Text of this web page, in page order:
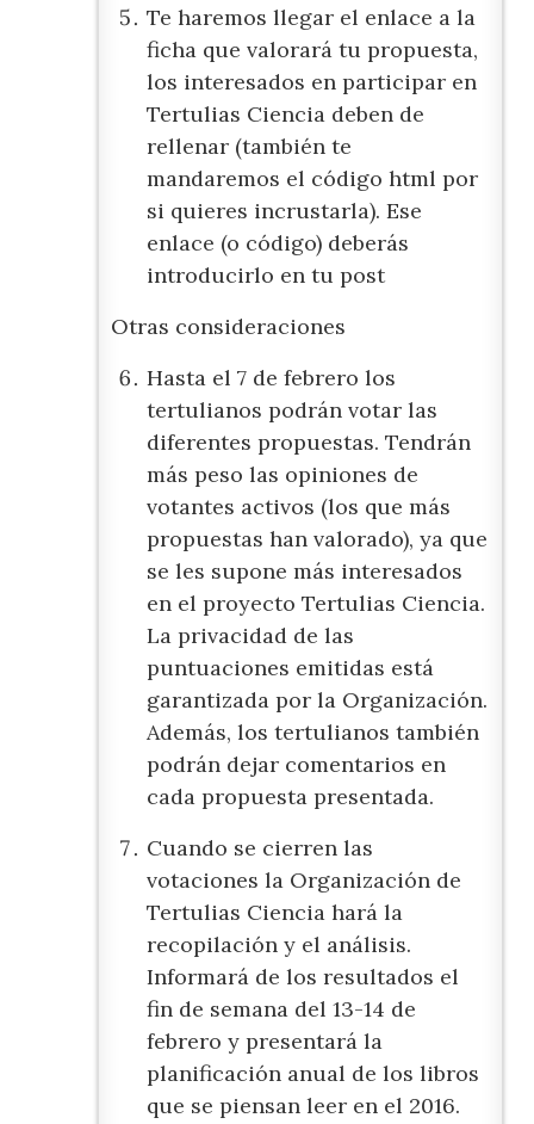
Te haremos llegar el enlace a la
ficha que valorará tu propuesta,
los interesados en participar en
Tertulias Ciencia deben de
rellenar (también te
mandaremos el código html por
si quieres incrustarla). Ese
enlace (o código) deberás
introducirlo en tu post
Otras consideraciones
Hasta el 7 de febrero los
tertulianos podrán votar las
diferentes propuestas. Tendrán
más peso las opiniones de
votantes activos (los que más
propuestas han valorado), ya que
se les supone más interesados
en el proyecto Tertulias Ciencia.
La privacidad de las
puntuaciones emitidas está
garantizada por la Organización.
Además, los tertulianos también
podrán dejar comentarios en
cada propuesta presentada.
Cuando se cierren las
votaciones la Organización de
Tertulias Ciencia hará la
recopilación y el análisis.
Informará de los resultados el
fin de semana del 13-14 de
febrero y presentará la
planificación anual de los libros
que se piensan leer en el 2016.